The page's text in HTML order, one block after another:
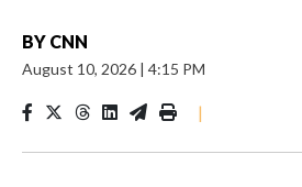
BY CNN
August 10, 2026 | 4:15 PM
|